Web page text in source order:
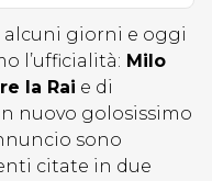
alcuni giorni e oggi
l’ufficialità: Milo
la Rai e di
nuovo golosissimo
sono
citate in due